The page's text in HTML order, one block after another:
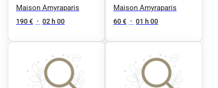
Mariee
Maison Amyraparis
190 € • 02 h 00
Jour
Maison Amyraparis
60 € • 01 h 00